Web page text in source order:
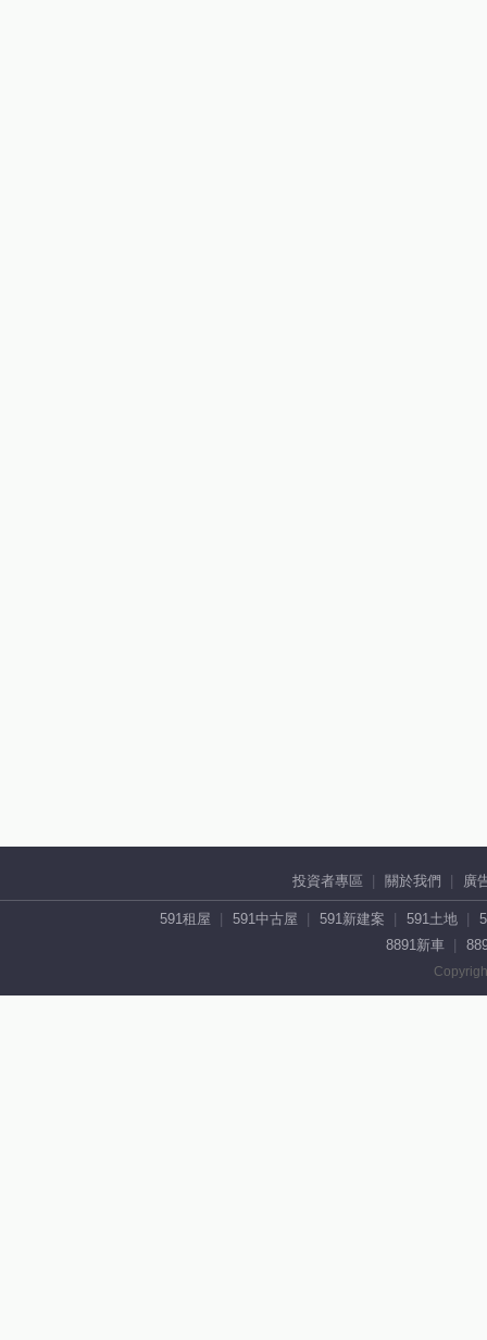
投資者專區 關於我們 廣
591租屋 591中古屋 591新建案 591土地
8891新車